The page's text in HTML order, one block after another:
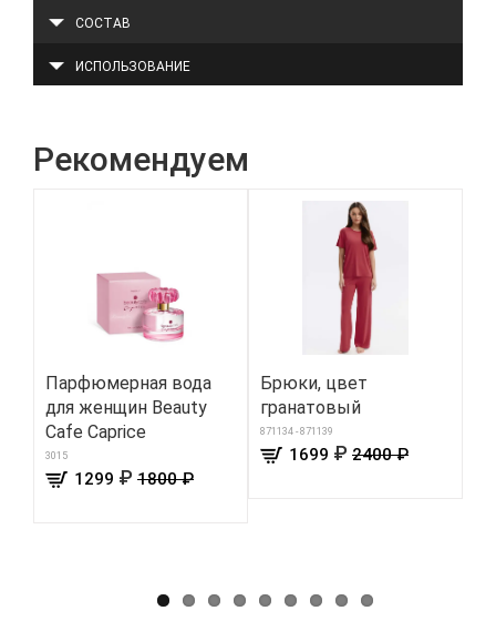
СОСТАВ
ИСПОЛЬЗОВАНИЕ
Рекомендуем
Парфюмерная вода
для женщин Beauty
Cafe Caprice
3015
1299 ₽ 1800 ₽
Брюки, цвет
гранатовый
871134 - 871139
1699 ₽ 2400 ₽